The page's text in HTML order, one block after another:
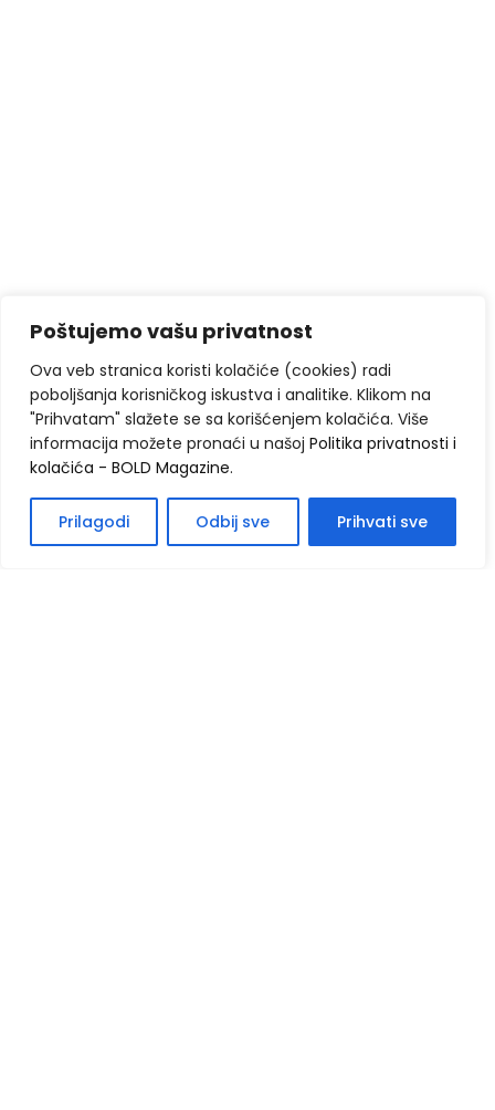
Poštujemo vašu privatnost
Ova veb stranica koristi kolačiće (cookies) radi
poboljšanja korisničkog iskustva i analitike. Klikom na
"Prihvatam" slažete se sa korišćenjem kolačića. Više
informacija možete pronaći u našoj Politika privatnosti i
kolačića - BOLD Magazine.
Prilagodi Odbij sve Prihvati sve